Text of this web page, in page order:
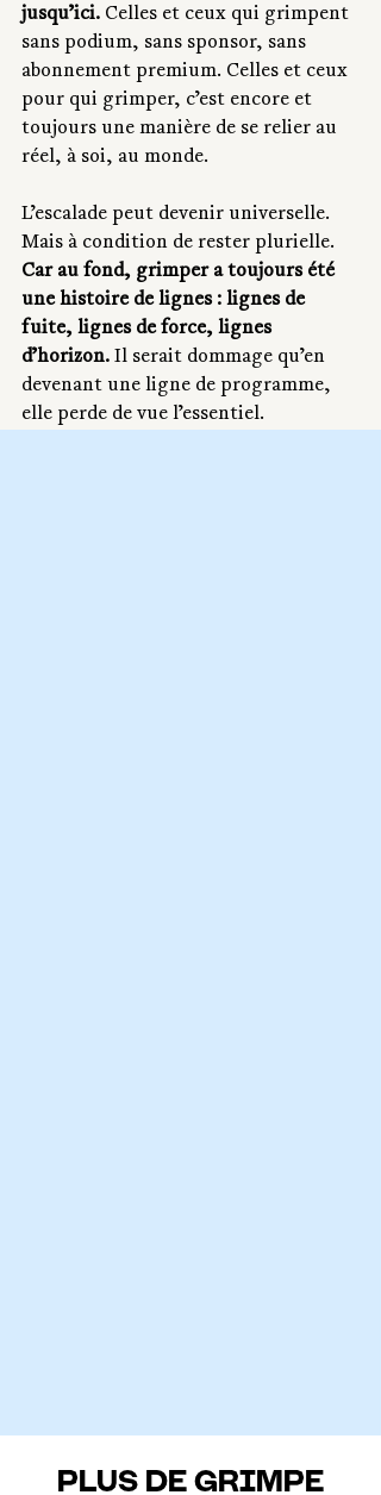
jusqu’ici. Celles et ceux qui grimpent
sans podium, sans sponsor, sans
abonnement premium. Celles et ceux
pour qui grimper, c’est encore et
toujours une manière de se relier au
réel, à soi, au monde.
L’escalade peut devenir universelle.
Mais à condition de rester plurielle.
Car au fond, grimper a toujours été
une histoire de lignes : lignes de
fuite, lignes de force, lignes
d’horizon. Il serait dommage qu’en
devenant une ligne de programme,
elle perde de vue l’essentiel.
PLUS DE GRIMPE